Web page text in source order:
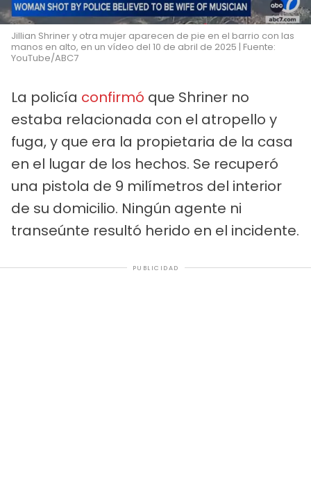
Jillian Shriner y otra mujer aparecen de pie en el barrio con las
manos en alto, en un vídeo del 10 de abril de 2025 | Fuente:
YouTube/ABC7
La policía confirmó que Shriner no
estaba relacionada con el atropello y
fuga, y que era la propietaria de la casa
en el lugar de los hechos. Se recuperó
una pistola de 9 milímetros del interior
de su domicilio. Ningún agente ni
transeúnte resultó herido en el incidente.
PUBLICIDAD